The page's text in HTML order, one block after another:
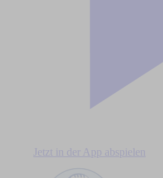
Jetzt in der App abspielen